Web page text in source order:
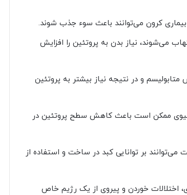
بیماری کرون می‌توانند باعث سوء جذب شوند.
می‌شوند، نیاز بدن به پروتئین را افزایش
و در نتیجه نیاز بیشتر به پروتئین
ممکن است باعث کاهش سطح پروتئین در
بر توانایی کبد در ساخت و استفاده از
اختلالات خوردن و پیروی از یک رژیم خاص